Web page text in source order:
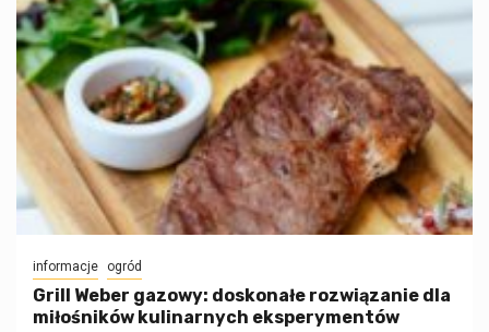
informacje ogród
Grill Weber gazowy: doskonałe rozwiązanie dla
miłośników kulinarnych eksperymentów